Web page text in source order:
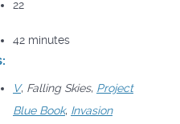
22
42 minutes
V, Falling Skies, Project
Blue Book, Invasion